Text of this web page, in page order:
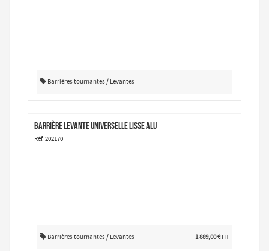
Barrières tournantes / Levantes
barrière levante universelle lisse alu
Réf. 202170
Barrières tournantes / Levantes 1 889,00 € HT